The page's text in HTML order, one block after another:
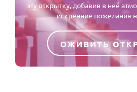
эту открытку, добавив в неё
искренние пожелания
ОЖИВИТЬ